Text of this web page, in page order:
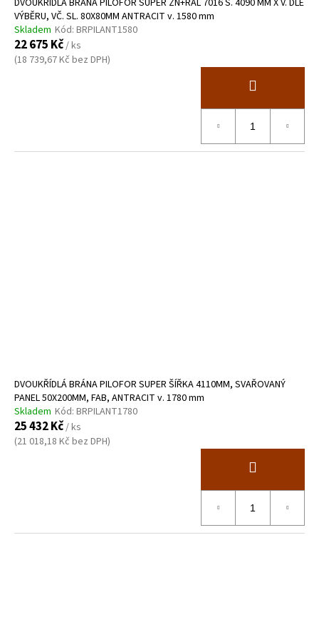
DVOUKŘÍDLÁ BRÁNA PILOFOR SUPER ZN+RAL 7016 Š. 4090 MM X V. DLE
VÝBĚRU, VČ. SL. 80X80MM ANTRACIT v. 1580 mm
Skladem Kód: BRPILANT1580
22 675 Kč/ ks
(18 739,67 Kč bez DPH)
DVOUKŘÍDLÁ BRÁNA PILOFOR SUPER ŠÍŘKA 4110MM, SVAŘOVANÝ
PANEL 50X200MM, FAB, ANTRACIT v. 1780 mm
Skladem Kód: BRPILANT1780
25 432 Kč/ ks
(21 018,18 Kč bez DPH)